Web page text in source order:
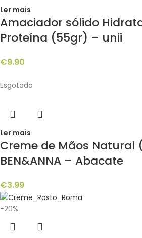
Ler mais
Amaciador sólido
Proteína (55gr) – unii
€9.90
Esgotado
Ler mais
Creme de Mãos Natural
BEN&ANNA – Abacate
€3.99
-20%